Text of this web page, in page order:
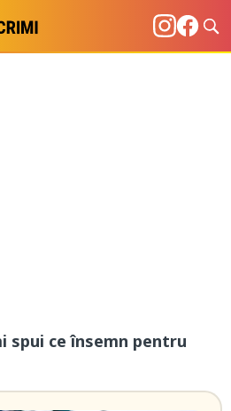
spui ce însemn pentru